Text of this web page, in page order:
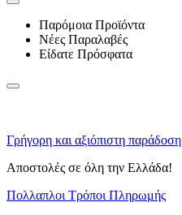
Παρόμοια Προϊόντα
Νέες Παραλαβές
Είδατε Πρόσφατα
Γρήγορη και αξιόπιστη παράδοση
Αποστολές σε όλη την Ελλάδα!
Πολλαπλοι Τρόποι Πληρωμής